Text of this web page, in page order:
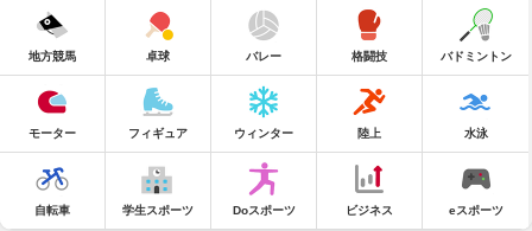
地方競馬 卓球 バレー 格闘技 バドミントン
モーター フィギュア ウィンター 陸上 水泳
自転車 学生スポーツ Doスポーツ ビジネス eスポーツ